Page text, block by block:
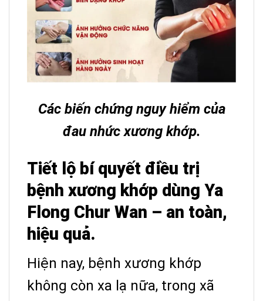
Các biến chứng nguy hiểm của
đau nhức xương khớp.
Tiết lộ bí quyết điều trị
bệnh xương khớp dùng Ya
Flong Chur Wan – an toàn,
hiệu quả.
Hiện nay, bệnh xương khớp
không còn xa lạ nữa, trong xã